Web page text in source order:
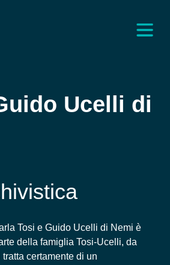
Ucelli di
Tosi e Guido Ucelli di Nemi è
della famiglia Tosi-Ucelli, da
certamente di un